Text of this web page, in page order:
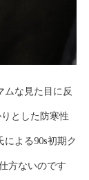
ムな見た目に反
とした防寒性
よる90s初期ク
方ないのです